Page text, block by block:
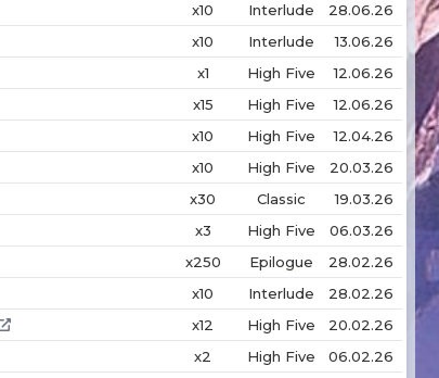
x10 Interlude 28.06.26
x10 Interlude 13.06.26
x1 High Five 12.06.26
x15 High Five 12.06.26
x10 High Five 12.04.26
x10 High Five 20.03.26
x30 Classic 19.03.26
x3 High Five 06.03.26
x250 Epilogue 28.02.26
x10 Interlude 28.02.26
x12 High Five 20.02.26
x2 High Five 06.02.26